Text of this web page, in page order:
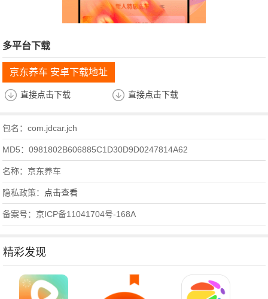
多平台下载
京东养车 安卓下载地址
直接点击下载 直接点击下载
包名：com.jdcar.jch
MD5：0981802B606885C1D30D9D0247814A62
名称：京东养车
隐私政策： 点击查看
备案号：京ICP备11041704号-168A
精彩发现